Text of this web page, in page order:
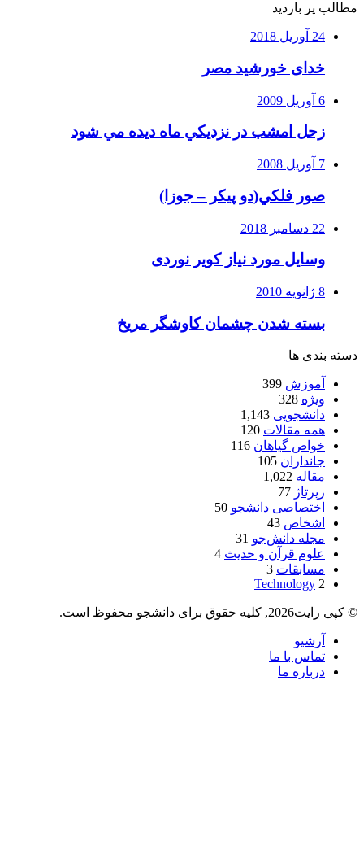
مطالب پر بازدید
24 آوریل 2018
خدای خورشید مصر
6 آوریل 2009
زحل امشب در نزديكي ماه ديده مي شود
7 آوریل 2008
صور فلكي(دو پیکر – جوزا)
22 دسامبر 2018
وسایل مورد نیاز کویر نوردی
8 ژانویه 2010
بسته شدن چشمان کاوشگر مريخ
دسته بندی ها
آموزش 399
ویژه 328
دانشجویی 1,143
همه مقالات 120
خواص گیاهان 116
جانداران 105
مقاله 1,022
رپرتاژ 77
اختصاصی دانشجو 50
اشخاص 43
مجله دانش‌جو 31
علوم قرآن و حدیث 4
مسابقات 3
Technology 2
© کپی رایت2026, کلیه حقوق برای دانشجو محفوظ است.
آرشیو
تماس با ما
درباره ما